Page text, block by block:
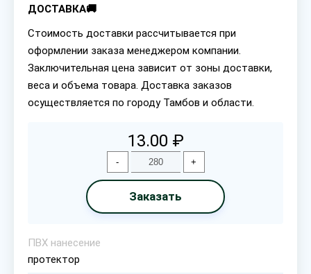
ДОСТАВКА🚚
Стоимость доставки рассчитывается при
оформлении заказа менеджером компании.
Заключительная цена зависит от зоны доставки,
веса и объема товара. Доставка заказов
осуществляется по городу Тамбов и области.
13.00 ₽
- +
Заказать
ПВХ нанесение
протектор